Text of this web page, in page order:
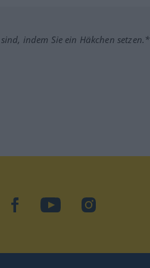
indem Sie ein Häkchen setzen.*
facebookYouTubeInstagram